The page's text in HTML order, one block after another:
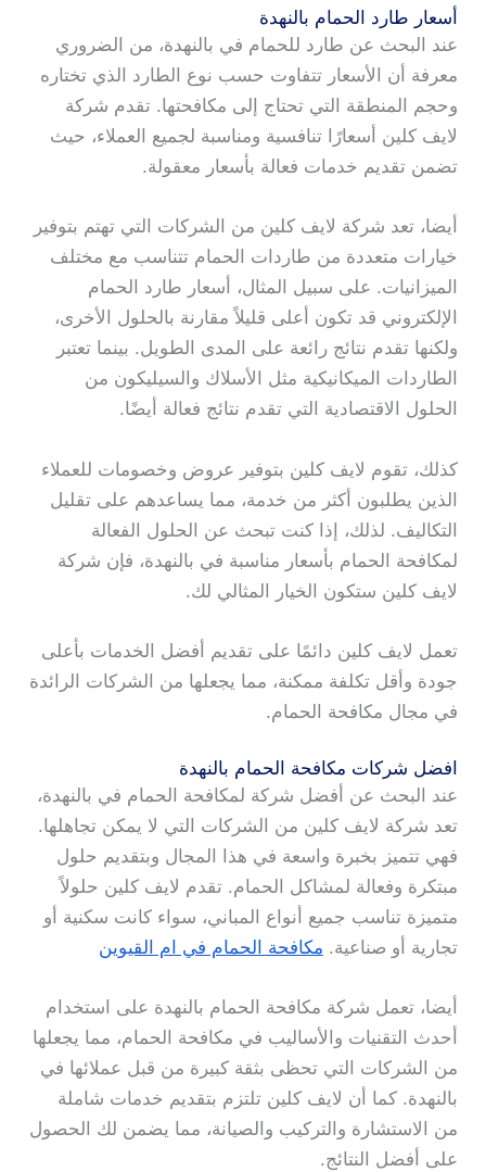
أسعار طارد الحمام بالنهدة
عند البحث عن طارد للحمام في بالنهدة، من الضروري
معرفة أن الأسعار تتفاوت حسب نوع الطارد الذي تختاره
وحجم المنطقة التي تحتاج إلى مكافحتها. تقدم شركة
لايف كلين أسعارًا تنافسية ومناسبة لجميع العملاء، حيث
تضمن تقديم خدمات فعالة بأسعار معقولة.
أيضا، تعد شركة لايف كلين من الشركات التي تهتم بتوفير
خيارات متعددة من طاردات الحمام تتناسب مع مختلف
الميزانيات. على سبيل المثال، أسعار طارد الحمام
الإلكتروني قد تكون أعلى قليلاً مقارنة بالحلول الأخرى،
ولكنها تقدم نتائج رائعة على المدى الطويل. بينما تعتبر
الطاردات الميكانيكية مثل الأسلاك والسيليكون من
الحلول الاقتصادية التي تقدم نتائج فعالة أيضًا.
كذلك، تقوم لايف كلين بتوفير عروض وخصومات للعملاء
الذين يطلبون أكثر من خدمة، مما يساعدهم على تقليل
التكاليف. لذلك، إذا كنت تبحث عن الحلول الفعالة
لمكافحة الحمام بأسعار مناسبة في بالنهدة، فإن شركة
لايف كلين ستكون الخيار المثالي لك.
تعمل لايف كلين دائمًا على تقديم أفضل الخدمات بأعلى
جودة وأقل تكلفة ممكنة، مما يجعلها من الشركات الرائدة
في مجال مكافحة الحمام.
افضل شركات مكافحة الحمام بالنهدة
عند البحث عن أفضل شركة لمكافحة الحمام في بالنهدة،
تعد شركة لايف كلين من الشركات التي لا يمكن تجاهلها.
فهي تتميز بخبرة واسعة في هذا المجال وبتقديم حلول
مبتكرة وفعالة لمشاكل الحمام. تقدم لايف كلين حلولاً
متميزة تناسب جميع أنواع المباني، سواء كانت سكنية أو
تجارية أو صناعية. مكافحة الحمام في ام القيوين
أيضا، تعمل شركة مكافحة الحمام بالنهدة على استخدام
أحدث التقنيات والأساليب في مكافحة الحمام، مما يجعلها
من الشركات التي تحظى بثقة كبيرة من قبل عملائها في
بالنهدة. كما أن لايف كلين تلتزم بتقديم خدمات شاملة
من الاستشارة والتركيب والصيانة، مما يضمن لك الحصول
على أفضل النتائج.